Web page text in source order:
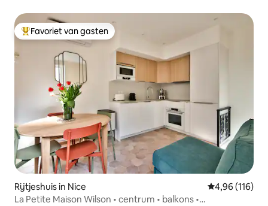
Topfavoriet van gasten
Favoriet van gasten
Rijtjeshuis in Nice Gemiddelde
4,96 (116)
La Petite Maison Wilson • centrum • balkons •